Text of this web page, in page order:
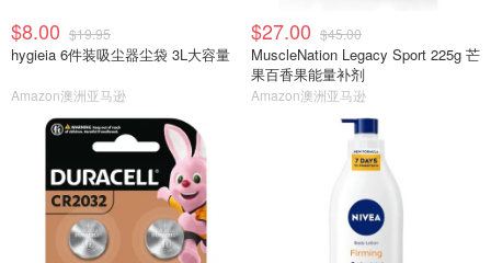
$8.00 $19.95
hygieia 6件装吸尘器尘袋 3L大容量
Amazon澳洲亚马逊
$27.00 $45.00
MuscleNation Legacy Sport 225g 芒
果百香果能量补剂
Amazon澳洲亚马逊